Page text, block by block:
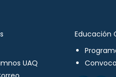
UAQ
Educación